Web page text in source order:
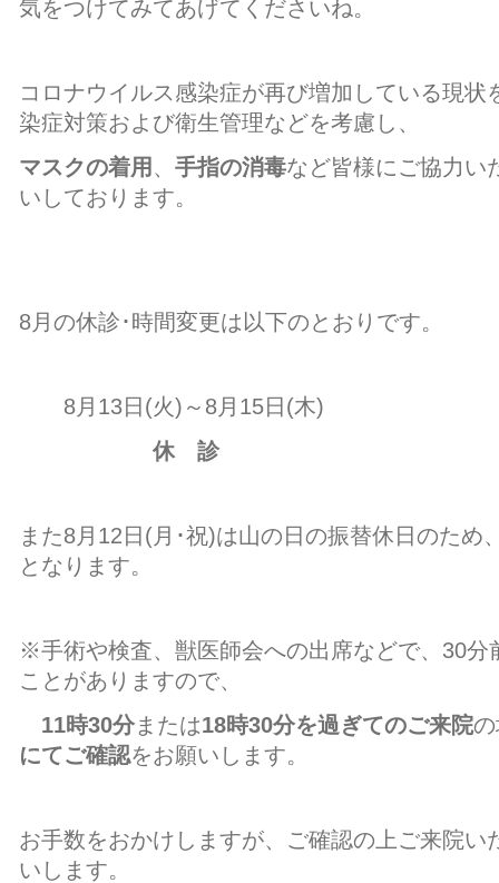
気をつけてみてあげてくださいね。
コロナウイルス感染症が再び増加している現状
染症対策および衛生管理などを考慮し、
マスクの着用 、 手指の消毒など皆様にご協力い
いしております。
8月の休診･時間変更は以下のとおりです。
8月13日(火)～8月15日(木)
休 診
また8月12日(月･祝)は山の日の振替休日のため
となります。
※手術や検査、獣医師会への出席などで、30分
ことがありますので、
11時30分または18時30分を過ぎてのご来院
にてご確認をお願いします。
お手数をおかけしますが、ご確認の上ご来院い
いします。